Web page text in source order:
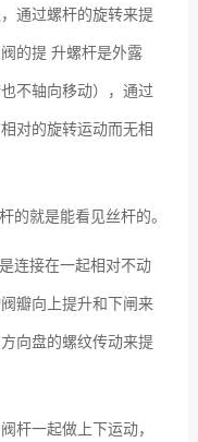
通过螺杆的旋转来提
的提 升螺杆是外露
不轴向移动），通过
对的旋转运动而无相
的就是能看见丝杆的。
连接在一起相对不动
瓣向上提升和下闸来
向盘的螺纹传动来提
杆一起做上下运动，